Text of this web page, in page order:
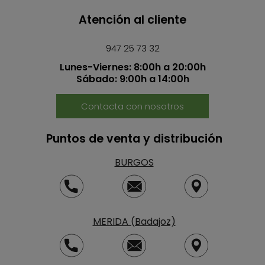
Atención al cliente
947 25 73 32
Lunes-Viernes: 8:00h a 20:00h
Sábado: 9:00h a 14:00h
Contacta con nosotros
Puntos de venta y distribución
BURGOS
MERIDA (Badajoz)